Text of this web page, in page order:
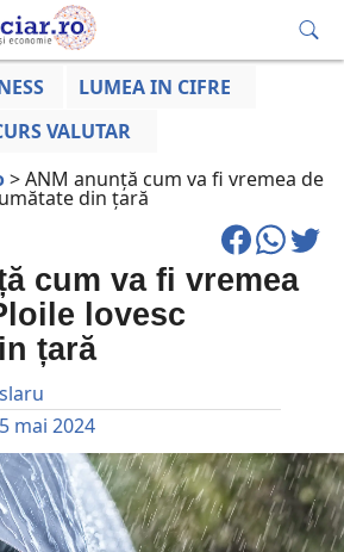
LUMEA IN CIFRE
VALUTAR
>ANM anunță cum va fi vremea de
din țară
cum va fi vremea
lovesc
țară
5 mai 2024